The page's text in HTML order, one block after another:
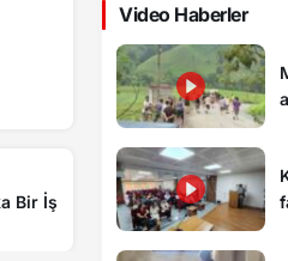
Bir İş
Video Haberler